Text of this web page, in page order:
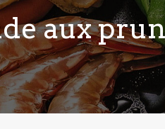
aux